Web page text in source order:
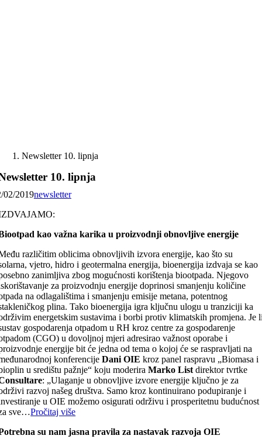
Newsletter 10. lipnja
10. lipnja
02/2019newsletter
kao važna karika u proizvodnji obnovljive energije
različitim oblicima obnovljivih izvora energije, kao što su
vjetro, hidro i geotermalna energija, bioenergija izdvaja se kao
zanimljiva zbog mogućnosti korištenja biootpada. Njegovo
za proizvodnju energije doprinosi smanjenju količine
na odlagalištima i smanjenju emisije metana, potentnog
plina. Tako bioenergija igra ključnu ulogu u tranziciji ka
energetskim sustavima i borbi protiv klimatskih promjena. Je
gospodarenja otpadom u RH kroz centre za gospodarenje
(CGO) u dovoljnoj mjeri adresirao važnost oporabe i
energije bit će jedna od tema o kojoj će se raspravljati na
konferencijeDani OIE kroz panel raspravu „Biomasa i
u središtu pažnje“ koju moderiraMarko List direktor tvrtke
: „Ulaganje u obnovljive izvore energije ključno je za
razvoj našeg društva. Samo kroz kontinuirano podupiranje i
u OIE možemo osigurati održivu i prosperitetnu budućnost
sve…Pročitaj više
su nam jasna pravila za nastavak razvoja OIE